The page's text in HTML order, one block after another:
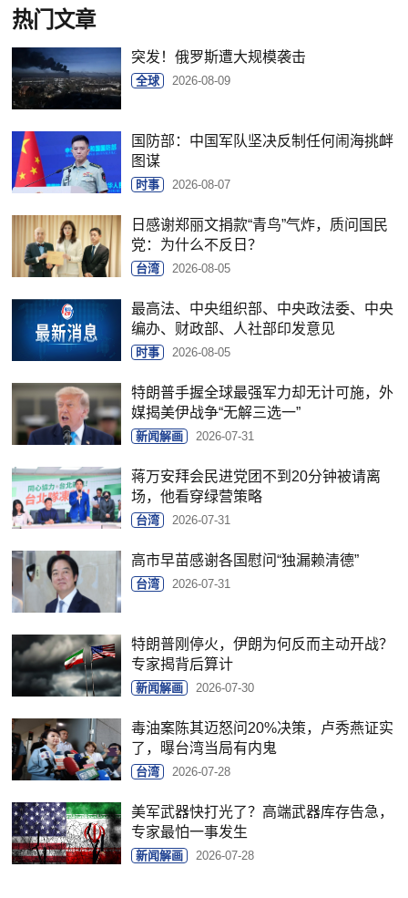
热门文章
突发！俄罗斯遭大规模袭击
全球 2026-08-09
国防部：中国军队坚决反制任何闹海挑衅
图谋
时事 2026-08-07
日感谢郑丽文捐款“青鸟”气炸，质问国民
党：为什么不反日？
台湾 2026-08-05
最高法、中央组织部、中央政法委、中央
编办、财政部、人社部印发意见
时事 2026-08-05
特朗普手握全球最强军力却无计可施，外
媒揭美伊战争“无解三选一”
新闻解画 2026-07-31
蒋万安拜会民进党团不到20分钟被请离
场，他看穿绿营策略
台湾 2026-07-31
高市早苗感谢各国慰问“独漏赖清德”
台湾 2026-07-31
特朗普刚停火，伊朗为何反而主动开战？
专家揭背后算计
新闻解画 2026-07-30
毒油案陈其迈怒问20%决策，卢秀燕证实
了，曝台湾当局有内鬼
台湾 2026-07-28
美军武器快打光了？高端武器库存告急，
专家最怕一事发生
新闻解画 2026-07-28